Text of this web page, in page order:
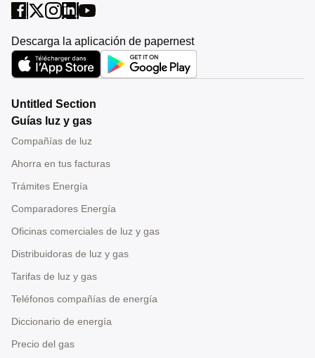
Descarga la aplicación de papernest
Untitled Section
Guías luz y gas
Compañías de luz
Ahorra en tus facturas
Trámites Energía
Comparadores Energía
Oficinas comerciales de luz y gas
Distribuidoras de luz y gas
Tarifas de luz y gas
Teléfonos compañías de energía
Diccionario de energía
Precio del gas